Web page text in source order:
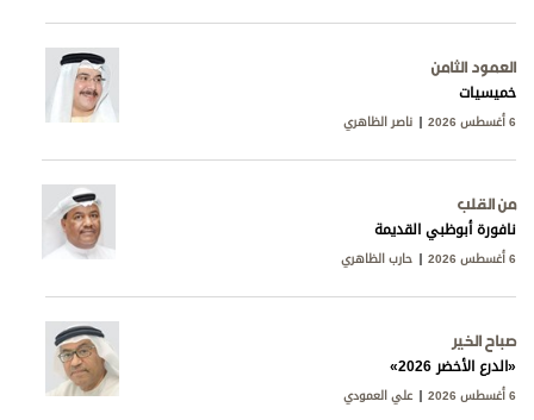
العمود الثامن
خميسيات
6 أغسطس 2026 ناصر الظاهري
من القلب
نافورة أبوظبي القديمة
6 أغسطس 2026 حارب الظاهري
صباح الخير
«الدرع الأخضر 2026»
6 أغسطس 2026 علي العمودي